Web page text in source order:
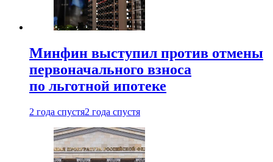
Минфин выступил против отмены
первоначального взноса
по льготной ипотеке
2 года спустя2 года спустя